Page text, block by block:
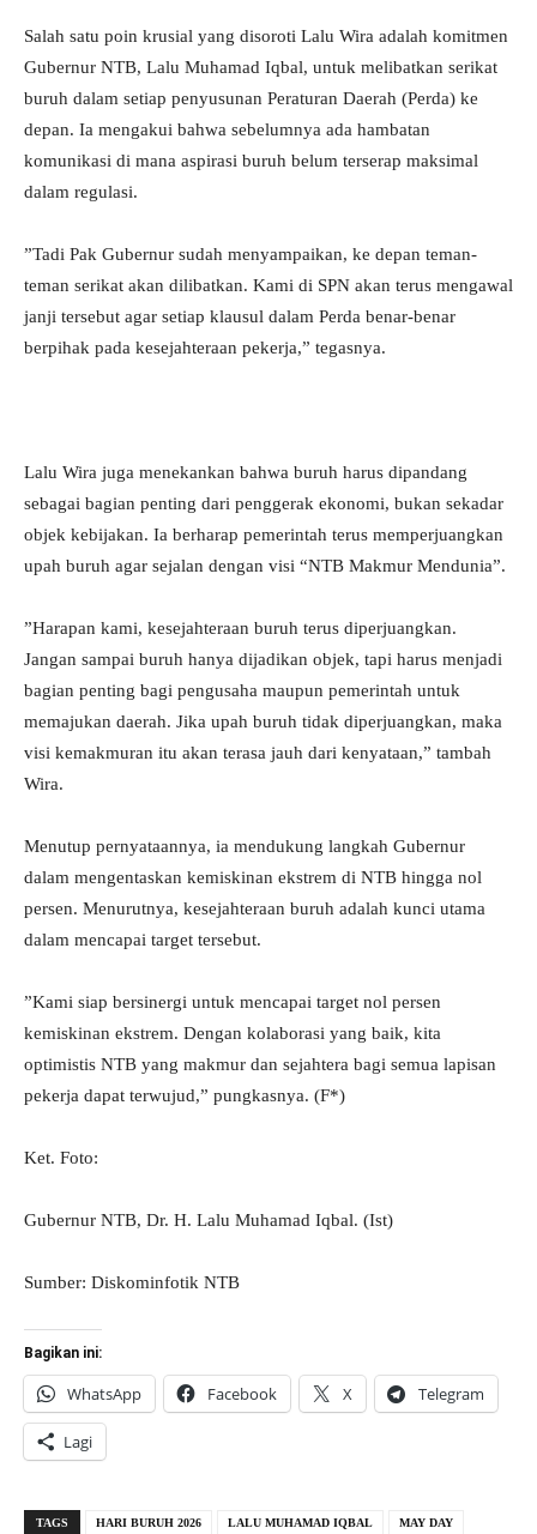
​Salah satu poin krusial yang disoroti Lalu Wira adalah komitmen
Gubernur NTB, Lalu Muhamad Iqbal, untuk melibatkan serikat
buruh dalam setiap penyusunan Peraturan Daerah (Perda) ke
depan. Ia mengakui bahwa sebelumnya ada hambatan
komunikasi di mana aspirasi buruh belum terserap maksimal
dalam regulasi.
​”Tadi Pak Gubernur sudah menyampaikan, ke depan teman-
teman serikat akan dilibatkan. Kami di SPN akan terus mengawal
janji tersebut agar setiap klausul dalam Perda benar-benar
berpihak pada kesejahteraan pekerja,” tegasnya.
​Lalu Wira juga menekankan bahwa buruh harus dipandang
sebagai bagian penting dari penggerak ekonomi, bukan sekadar
objek kebijakan. Ia berharap pemerintah terus memperjuangkan
upah buruh agar sejalan dengan visi “NTB Makmur Mendunia”.
​”Harapan kami, kesejahteraan buruh terus diperjuangkan.
Jangan sampai buruh hanya dijadikan objek, tapi harus menjadi
bagian penting bagi pengusaha maupun pemerintah untuk
memajukan daerah. Jika upah buruh tidak diperjuangkan, maka
visi kemakmuran itu akan terasa jauh dari kenyataan,” tambah
Wira.
​Menutup pernyataannya, ia mendukung langkah Gubernur
dalam mengentaskan kemiskinan ekstrem di NTB hingga nol
persen. Menurutnya, kesejahteraan buruh adalah kunci utama
dalam mencapai target tersebut.
​”Kami siap bersinergi untuk mencapai target nol persen
kemiskinan ekstrem. Dengan kolaborasi yang baik, kita
optimistis NTB yang makmur dan sejahtera bagi semua lapisan
pekerja dapat terwujud,” pungkasnya. (F*)
Ket. Foto:
Gubernur NTB, Dr. H. Lalu Muhamad Iqbal. (Ist)
Sumber: Diskominfotik NTB
Bagikan ini:
WhatsApp Facebook X Telegram
Lagi
TAGS HARI BURUH 2026 LALU MUHAMAD IQBAL MAY DAY